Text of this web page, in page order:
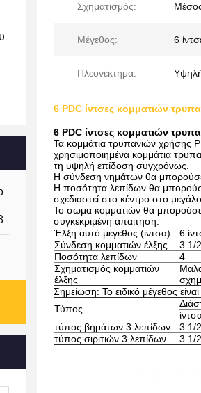
Σχηματισμός:
Μέγεθος: 6
Πλεονέκτημα:
6 PDC ίντσες κομματιών
6 PDC ίντσες κομματιών
Τα κομμάτια τρυπανιών χρήσης
χρησιμοποιημένα κομμάτια
τη υψηλή επίδοση συγχρόνως.
Η σύνδεση νημάτων θα
Η ποσότητα λεπίδων θα
σχεδιαστεί στο κέντρο στο
Το σώμα κομματιών θα μπορούσε
συγκεκριμένη απαίτηση.
Έλξη αυτό μέγεθος (ίντσα)
6
Σύνδεση κομματιών έλξης
3 1/
Ποσότητα λεπίδων
4
Σχηματισμός κομματιών
έλξης
Σημείωση: Το ειδικό μέγεθος
Τύπος
τύπος βημάτων 3 λεπίδων
3 1/
τύπος σιριτιών 3 λεπίδων
3 1/